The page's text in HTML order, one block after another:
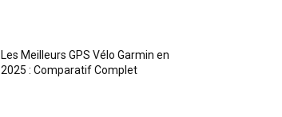
Les Meilleurs GPS Vélo Garmin en
2025 : Comparatif Complet